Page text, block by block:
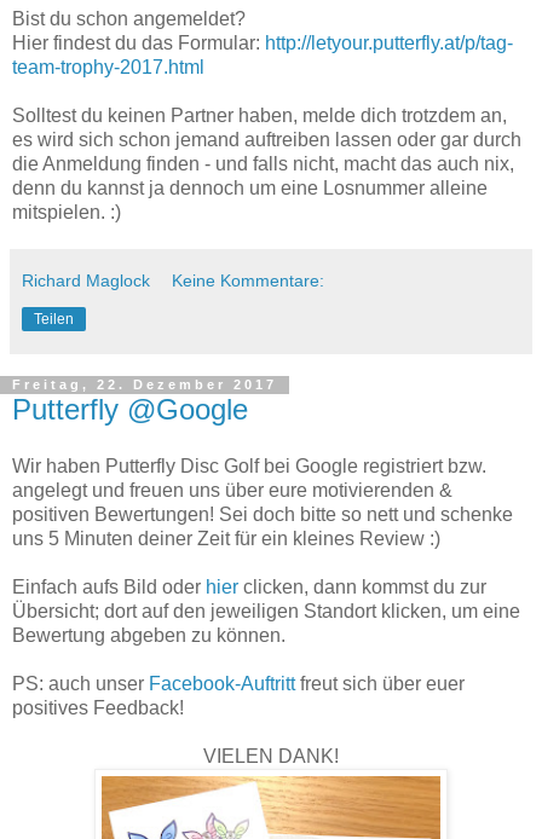
Bist du schon angemeldet?
Hier findest du das Formular: http://letyour.putterfly.at/p/tag-
team-trophy-2017.html
Solltest du keinen Partner haben, melde dich trotzdem an,
es wird sich schon jemand auftreiben lassen oder gar durch
die Anmeldung finden - und falls nicht, macht das auch nix,
denn du kannst ja dennoch um eine Losnummer alleine
mitspielen. :)
Richard Maglock Keine Kommentare:
Teilen
Freitag, 22. Dezember 2017
Putterfly @Google
Wir haben Putterfly Disc Golf bei Google registriert bzw.
angelegt und freuen uns über eure motivierenden &
positiven Bewertungen! Sei doch bitte so nett und schenke
uns 5 Minuten deiner Zeit für ein kleines Review :)
Einfach aufs Bild oder hier clicken, dann kommst du zur
Übersicht; dort auf den jeweiligen Standort klicken, um eine
Bewertung abgeben zu können.
PS: auch unser Facebook-Auftrittfreut sich über euer
positives Feedback!
VIELEN DANK!